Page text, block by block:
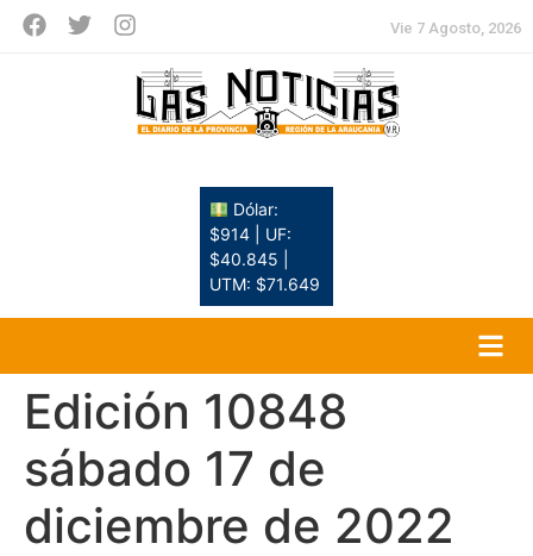
Vie 7 Agosto, 2026
Dólar:
$914 | UF:
$40.845 |
UTM: $71.649
Edición 10848
sábado 17 de
diciembre de 2022